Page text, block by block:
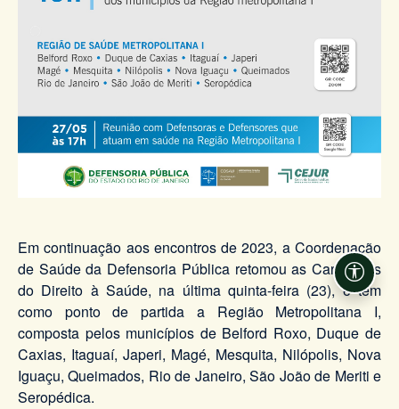
Em continuação aos encontros de 2023, a Coordenação
de Saúde da Defensoria Pública retomou as Caravanas
do Direito à Saúde, na última quinta-feira (23), e tem
como ponto de partida a Região Metropolitana I,
composta pelos municípios de Belford Roxo, Duque de
Caxias, Itaguaí, Japeri, Magé, Mesquita, Nilópolis, Nova
Iguaçu, Queimados, Rio de Janeiro, São João de Meriti e
Seropédica.